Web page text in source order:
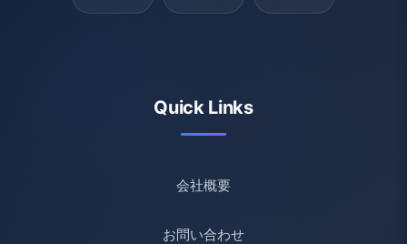
Quick Links
会社概要
お問い合わせ